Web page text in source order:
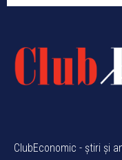
ClubEconomic - știri și